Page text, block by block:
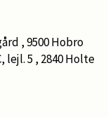
, 9500 Hobro
lejl. 5 , 2840 Holte